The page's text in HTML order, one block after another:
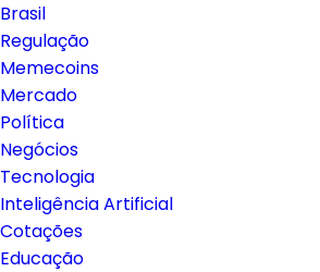
Brasil
Regulação
Memecoins
Mercado
Política
Negócios
Tecnologia
Inteligência Artificial
Cotações
Educação